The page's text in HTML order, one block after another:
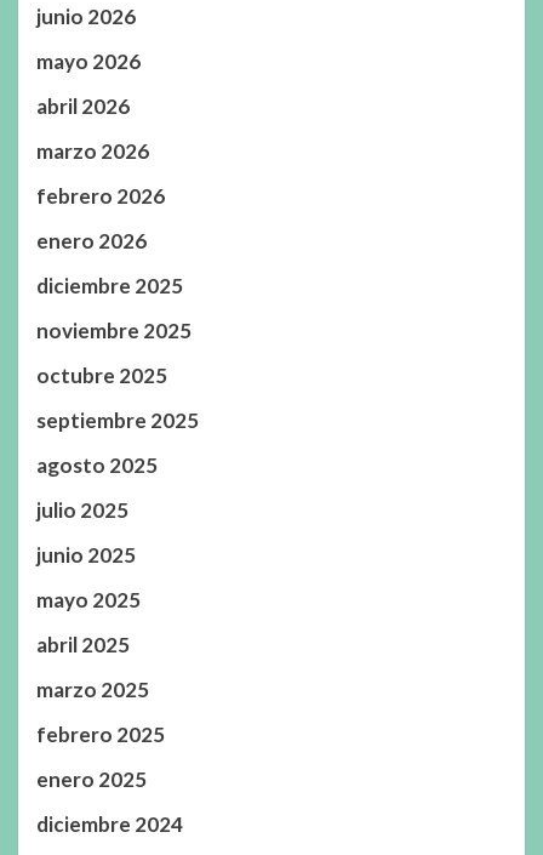
junio 2026
mayo 2026
abril 2026
marzo 2026
febrero 2026
enero 2026
diciembre 2025
noviembre 2025
octubre 2025
septiembre 2025
agosto 2025
julio 2025
junio 2025
mayo 2025
abril 2025
marzo 2025
febrero 2025
enero 2025
diciembre 2024